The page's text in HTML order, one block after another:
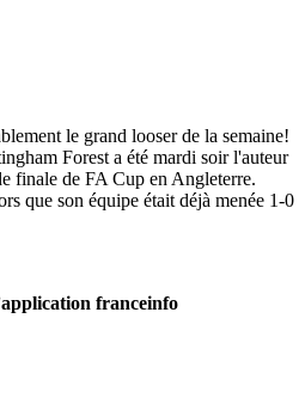
le grand looser de la semaine!
Forest a été mardi soir l'auteur
finale de FA Cup en Angleterre.
que son équipe était déjà menée 1-0
franceinfo